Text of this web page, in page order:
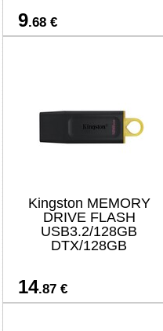
9.68 €
Kingston MEMORY
DRIVE FLASH
USB3.2/128GB
DTX/128GB
14.87 €